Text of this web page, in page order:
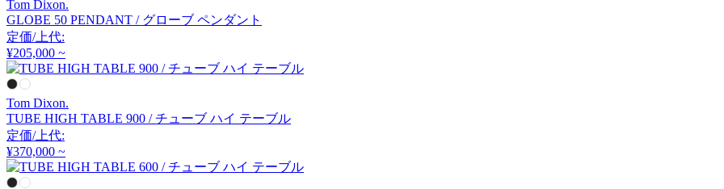
アルナイ
Astep
アステップ
AZUMAYA
Tom Dixon.
GLOBE 50 PENDANT / グローブ ペンダント
定価/上代:
¥205,000 ~
Tom Dixon.
TUBE HIGH TABLE 900 / チューブ ハイ テーブル
定価/上代:
¥370,000 ~